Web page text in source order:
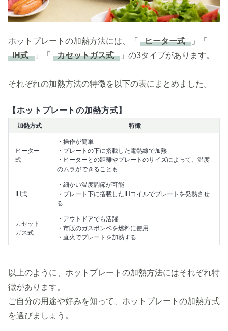
ホットプレートの加熱方法には、「 ヒーター式
」「
IH式
」「 カセットガス式 」の3タイプがあります。
それぞれの加熱方法の特徴を以下の表にまとめました。
【ホットプレートの加熱方式】
加熱方式 特徴
ヒーター
式
・操作が簡単
・プレートの下に搭載した電熱線で加熱
・ヒーターとの距離やプレートのサイズによって、温度
のムラができることも
IH式
・細かい温度調節が可能
・プレート下に搭載したIHコイルでプレートを発熱させ
る
カセット
ガス式
・アウトドアでも活躍
・市販のガスボンベを燃料に使用
・直火でプレートを加熱する
以上のように、ホットプレートの加熱方法にはそれぞれ特
徴があります。
ご自分の用途や好みを知って、ホットプレートの加熱方式
を選びましょう。